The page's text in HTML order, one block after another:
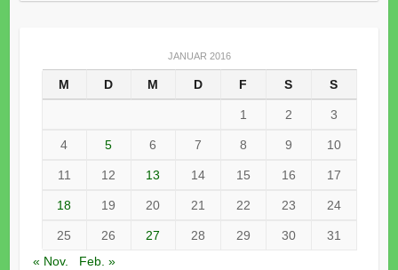
JANUAR 2016
M D M D F S S
1 2 3
4 5 6 7 8 9 10
11 12 13 14 15 16 17
18 19 20 21 22 23 24
25 26 27 28 29 30
31
« Nov.
Feb. »